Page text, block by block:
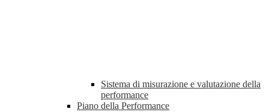
Sistema di misurazione e valutazione della
performance
Piano della Performance